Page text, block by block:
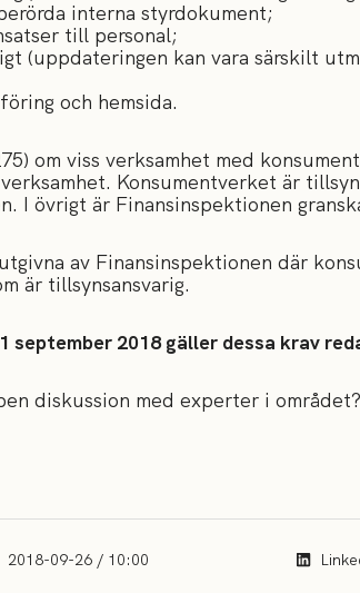
interna styrdokument;
till personal;
(uppdateringen kan vara särskilt
och hemsida.
om viss verksamhet med
Konsumentverket är
I övrigt är Finansinspektionen
av Finansinspektionen där
är tillsynsansvarig.
2018 gäller dessa krav
diskussion med experter i
2018-09-26 / 10:00